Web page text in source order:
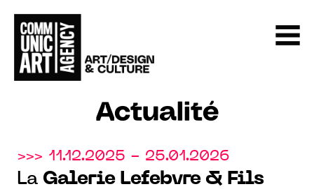
Actualité
>>> 11.12.2025 - 25.01.2026
La Galerie Lefebvre & Fils